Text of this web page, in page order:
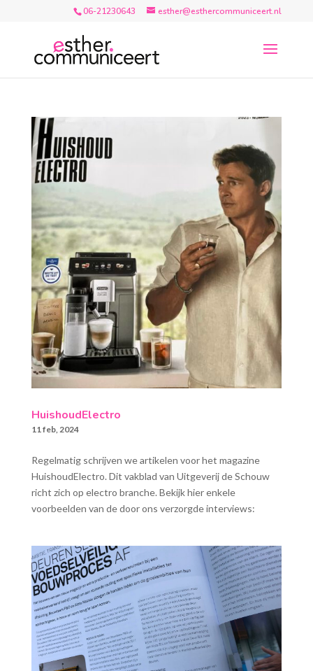
06-21230643 esther@esthercommuniceert.nl
HuishoudElectro
11 feb, 2024
Regelmatig schrijven we artikelen voor het magazine
HuishoudElectro. Dit vakblad van Uitgeverij de Schouw
richt zich op electro branche. Bekijk hier enkele
voorbeelden van de door ons verzorgde interviews: